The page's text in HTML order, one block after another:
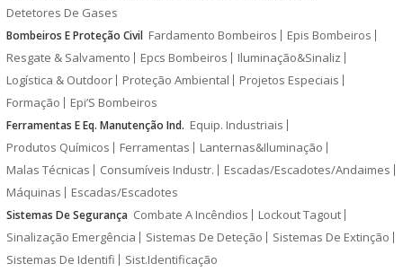
Detetores De Gases
Bombeiros E Proteção Civil Fardamento Bombeiros
Epis Bombeiros
Resgate & Salvamento
Epcs Bombeiros
Iluminação&Sinaliz
Logística & Outdoor
Proteção Ambiental
Projetos Especiais
Formação
Epi’S Bombeiros
Ferramentas E Eq. Manutenção Ind. Equip. Industriais
Produtos Químicos
Ferramentas
Lanternas&Iluminação
Malas Técnicas
Consumíveis Industr.
Escadas/Escadotes/Andaimes
Máquinas
Escadas/Escadotes
Sistemas De Segurança Combate A Incêndios
Lockout Tagout
Sinalização Emergência
Sistemas De Deteção
Sistemas De Extinção
Sistemas De Identifi
Sist.Identificação